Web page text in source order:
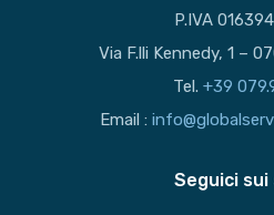
P.IVA
Via F.lli Kennedy, 1 –
Tel. +39
Email :
Seguici sui